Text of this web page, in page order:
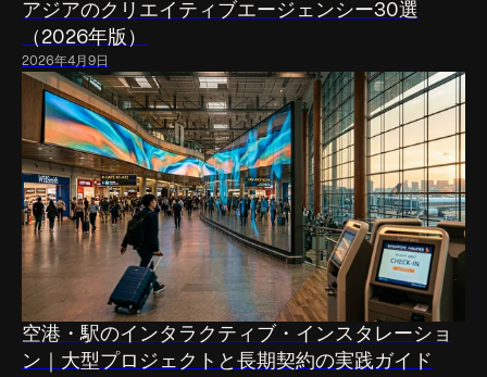
アジアのクリエイティブエージェンシー30選
（2026年版）
2026年4月9日
空港・駅のインタラクティブ・インスタレーショ
ン｜大型プロジェクトと長期契約の実践ガイド